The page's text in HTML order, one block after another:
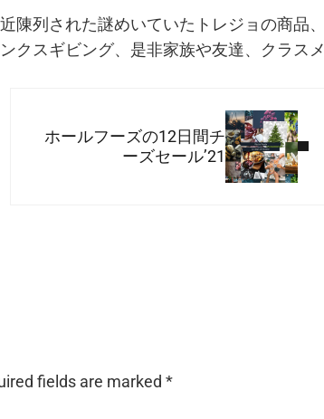
陳列された謎めいていたトレジョの商品、
クスギビング、是非家族や友達、クラスメ
ホールフーズの12日間チ
ーズセール’21
fields are marked*